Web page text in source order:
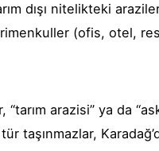
dışı nitelikteki
(ofis, otel,
“tarım arazisi” ya da
taşınmazlar,